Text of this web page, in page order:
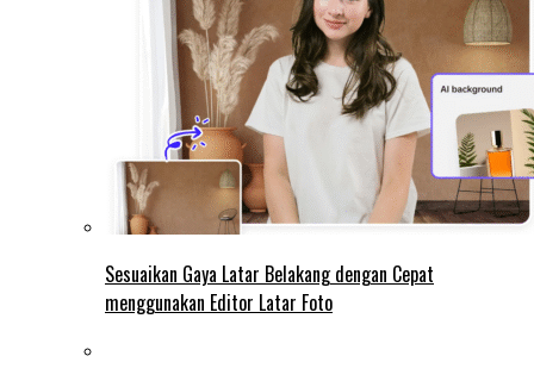
Sesuaikan Gaya Latar Belakang dengan Cepat
menggunakan Editor Latar Foto